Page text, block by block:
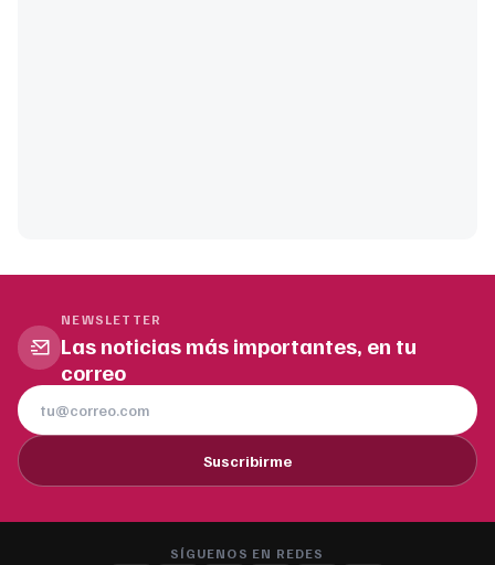
NEWSLETTER
Las noticias más importantes, en tu
correo
Suscribirme
SÍGUENOS EN REDES